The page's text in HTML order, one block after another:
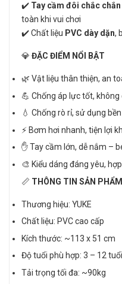
✔️ Tay cầm đôi chắc chắn
toàn khi vui chơi
✔️ Chất liệu PVC dày dặn,
💎 ĐẶC ĐIỂM NỔI BẬT
🌿 Vật liệu thân thiện, an
💪 Chống áp lực tốt, không
💧 Chống rò rỉ, sử dụng
⚡ Bơm hơi nhanh, tiện lợi
✋ Tay cầm lớn, dễ nắm –
🎨 Kiểu dáng đáng yêu,
📏 THÔNG TIN SẢN PHẨM
Thương hiệu: YUKE
Chất liệu: PVC cao cấp
Kích thước: ~113 x 51 cm
Độ tuổi phù hợp: 3 – 12 tuổi
Tải trọng tối đa: ~90kg